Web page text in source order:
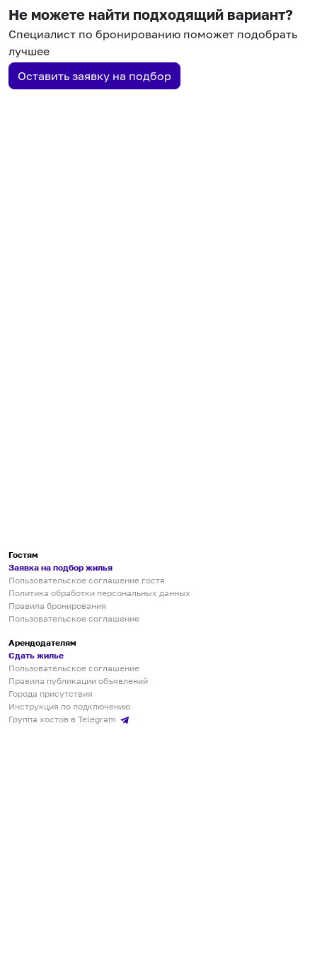
Не можете найти подходящий вариант?
Специалист по бронированию поможет подобрать
лучшее
Оставить заявку на подбор
Гостям
Заявка на подбор жилья
Пользовательское соглашение гостя
Политика обработки персональных данных
Правила бронирования
Пользовательское соглашение
Арендодателям
Сдать жилье
Пользовательское соглашение
Правила публикации объявлений
Города присутствия
Инструкция по подключению
Группа хостов в Telegram